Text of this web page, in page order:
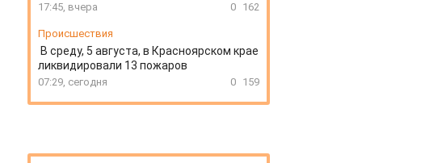
17:45, вчера 0 162
Происшествия
В среду, 5 августа, в Красноярском крае
ликвидировали 13 пожаров
07:29, сегодня 0 159